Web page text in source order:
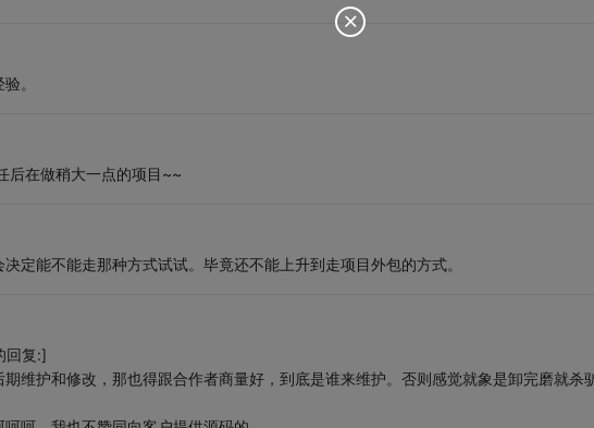
。
后在做稍大一点的项目~~
定能不能走那种方式试试。毕竟还不能上升到走项目外包的方式。
回复:]
维护和修改，那也得跟合作者商量好，到底是谁来维护。否则感觉就象是卸完磨就杀